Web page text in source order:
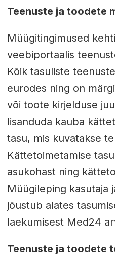
Teenuste ja toodete
Müügitingimused
veebiportaalis
Kõik tasuliste
eurodes ning on
või toote kirjelduse
lisanduda kauba
tasu, mis kuvatakse
Kättetoimetamise
asukohast ning
Müügileping kasutaja
jõustub alates
laekumisest Med24
Teenuste ja toodete